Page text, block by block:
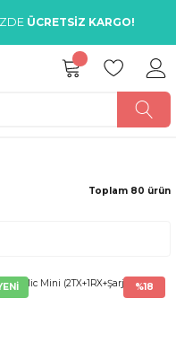
ÜCRETSİZ KARGO!
Toplam 80 ürün
%18